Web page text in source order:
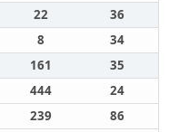
22
36
8
34
161
35
444
24
239
86